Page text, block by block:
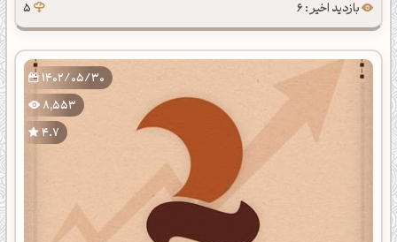
بازدید اخیر : 6 5
1402/05/30
8,553
4.7